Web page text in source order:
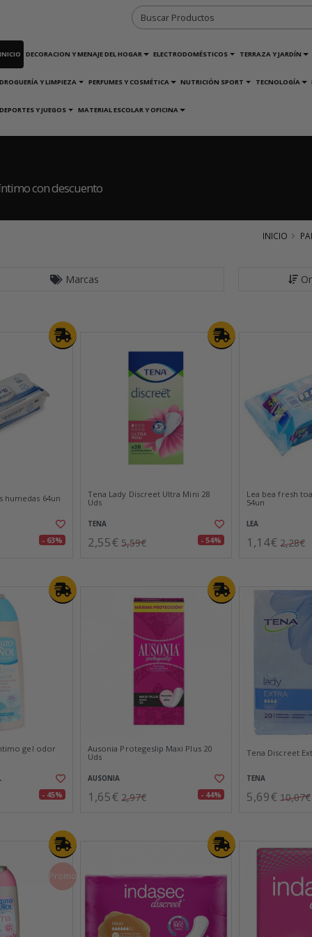
INICIO DECORACION Y MENAJE DEL HOGAR ELECTRODOMÉSTICOS TERRAZA Y JARDÍN
DROGUERÍA Y LIMPIEZA PERFUMES Y COSMÉTICA NUTRICIÓN SPORT TECNOLOGÍA
DEPORTES Y JUEGOS MATERIAL ESCOLAR Y OFICINA
con descuento
INICIO
Marcas
humedas 64un
- 63%
Tena Lady Discreet Ultra Mini 28
Uds
TENA
2,55€ 5,59€ - 54%
Lea bea fresh
54un
LEA
1,14€ 2,28€
gel odor
- 45%
Ausonia Protegeslip Maxi Plus 20
Uds
AUSONIA
1,65€ 2,97€ - 44%
Tena Discreet
TENA
5,69€ 10,07€
Promo